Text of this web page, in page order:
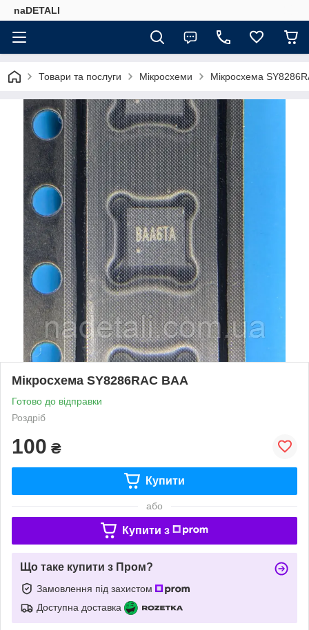
naDETALI
Товари та послуги Мікросхеми Мікросхема
Мікросхема SY8286RAC BAA
Готово до відправки
Роздріб
100 ₴
Купити
або
Купити з
Що таке купити з Пром?
Замовлення під захистом
Доступна доставка